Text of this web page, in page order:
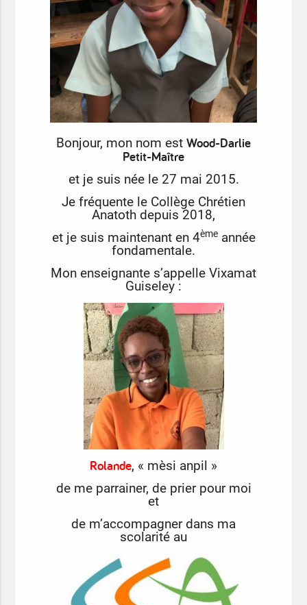
Bonjour, mon nom est Wood-Darlie
Petit-Maître
et je suis née le 27 mai 2015.
Je fréquente le Collège Chrétien
Anatoth depuis 2018,
et je suis maintenant en 4èmeannée
fondamentale.
Mon enseignante s’appelle Vixamat
Guiseley :
Rolande, « mèsi anpil »
de me parrainer, de prier pour moi
et
de m’accompagner dans ma
scolarité au